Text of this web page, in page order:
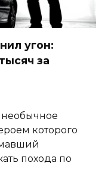
угон:
за
которого
похода по